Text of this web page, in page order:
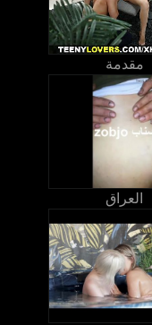
مقدمة
العراق